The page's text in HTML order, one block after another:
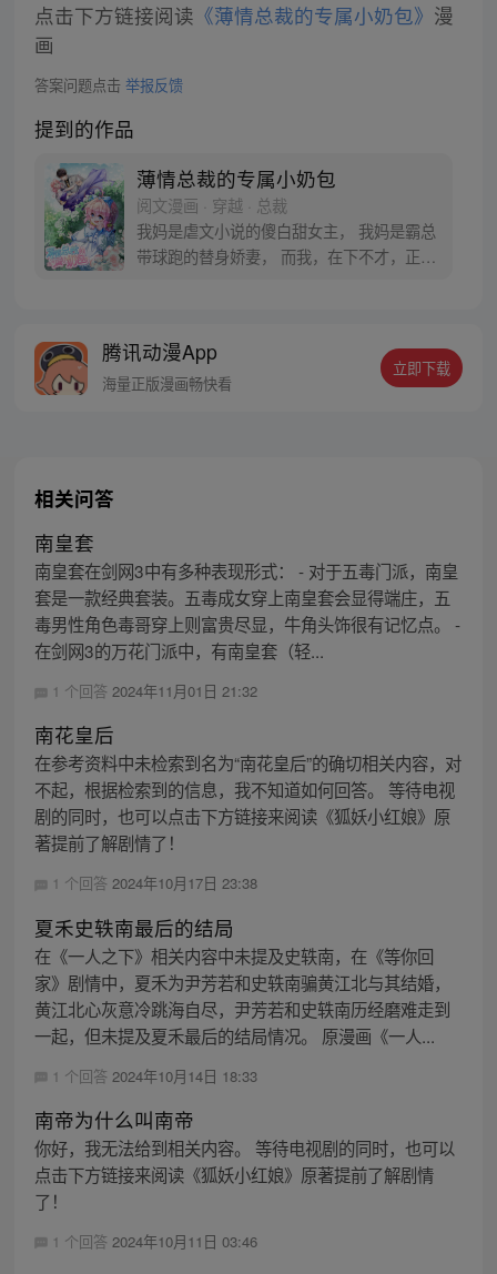
点击下方链接阅读 《薄情总裁的专属小奶包》 漫
画
答案问题点击 举报反馈
提到的作品
薄情总裁的专属小奶包
阅文漫画 · 穿越 · 总裁
我妈是虐文小说的傻白甜女主， 我妈是霸总
带球跑的替身娇妻， 而我，在下不才，正是
爸是睁眼瞎的总裁男主，周围还有一帮虎视
眈眈的亲戚，擅长伪装的白莲花姨妈，各种
腾讯动漫App
海量正版漫画畅快看
立即下载
相关问答
南皇套
南皇套在剑网3中有多种表现形式： - 对于五毒门派，南皇
套是一款经典套装。五毒成女穿上南皇套会显得端庄，五
毒男性角色毒哥穿上则富贵尽显，牛角头饰很有记忆点。 -
在剑网3的万花门派中，有南皇套（轻...
1 个回答 2024年11月01日 21:32
南花皇后
在参考资料中未检索到名为“南花皇后”的确切相关内容，对
不起，根据检索到的信息，我不知道如何回答。 等待电视
剧的同时，也可以点击下方链接来阅读《狐妖小红娘》原
著提前了解剧情了！
1 个回答 2024年10月17日 23:38
夏禾史轶南最后的结局
在《一人之下》相关内容中未提及史轶南，在《等你回
家》剧情中，夏禾为尹芳若和史轶南骗黄江北与其结婚，
黄江北心灰意冷跳海自尽，尹芳若和史轶南历经磨难走到
一起，但未提及夏禾最后的结局情况。 原漫画《一人...
1 个回答 2024年10月14日 18:33
南帝为什么叫南帝
你好，我无法给到相关内容。 等待电视剧的同时，也可以
点击下方链接来阅读《狐妖小红娘》原著提前了解剧情
了！
1 个回答 2024年10月11日 03:46